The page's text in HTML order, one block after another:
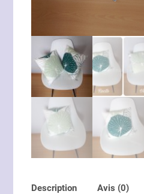
Description Avis (0)